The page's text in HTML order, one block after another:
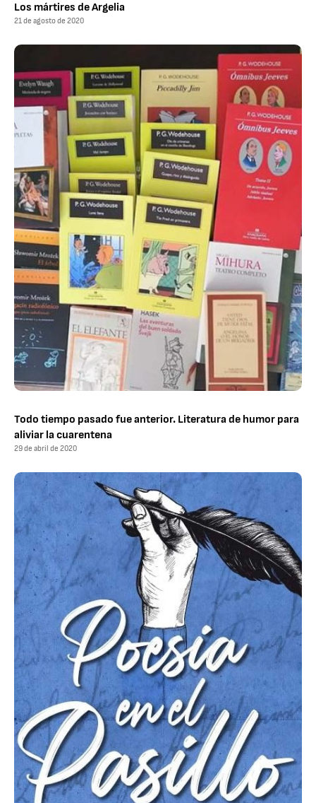
Los mártires de Argelia
21 de agosto de 2020
Todo tiempo pasado fue anterior. Literatura de humor para
aliviar la cuarentena
29 de abril de 2020